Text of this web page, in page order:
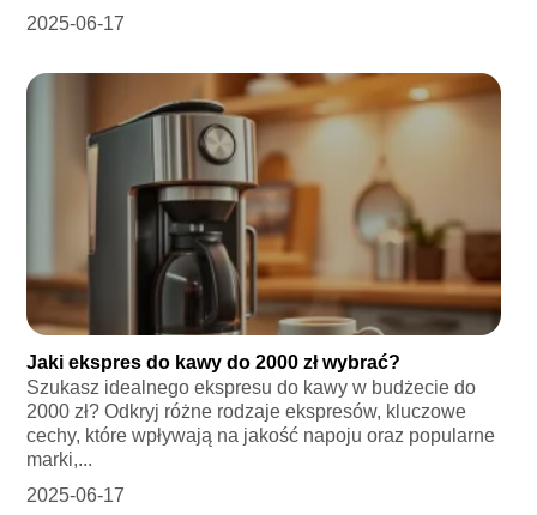
2025-06-17
Jaki ekspres do kawy do 2000 zł wybrać?
Szukasz idealnego ekspresu do kawy w budżecie do
2000 zł? Odkryj różne rodzaje ekspresów, kluczowe
cechy, które wpływają na jakość napoju oraz popularne
marki,...
2025-06-17